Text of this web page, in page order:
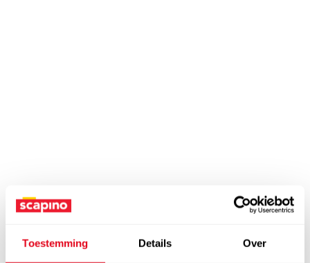
Toestemming Details Over